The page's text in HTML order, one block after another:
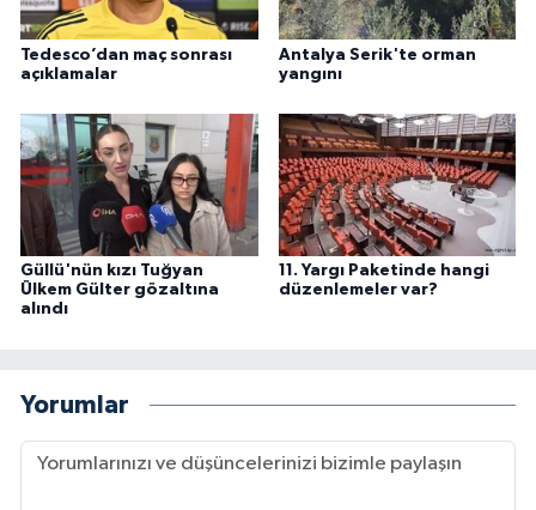
Tedesco’dan maç sonrası
açıklamalar
Antalya Serik'te orman
yangını
Güllü'nün kızı Tuğyan
Ülkem Gülter gözaltına
alındı
11. Yargı Paketinde hangi
düzenlemeler var?
Yorumlar